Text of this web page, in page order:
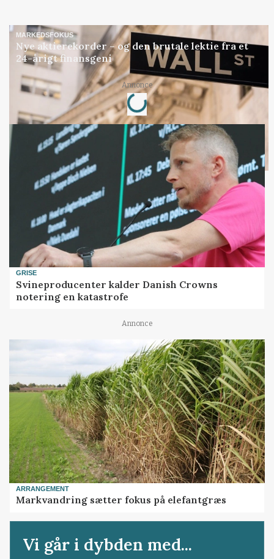
MARKEDSFOKUS
Nye aktierekorder – og den brutale lektie fra et
24-årigt finansgeni
Annonce
Loading...
GRISE
Svineproducenter kalder Danish Crowns
notering en katastrofe
Annonce
ARRANGEMENT
Markvandring sætter fokus på elefantgræs
Vi går i dybden med...